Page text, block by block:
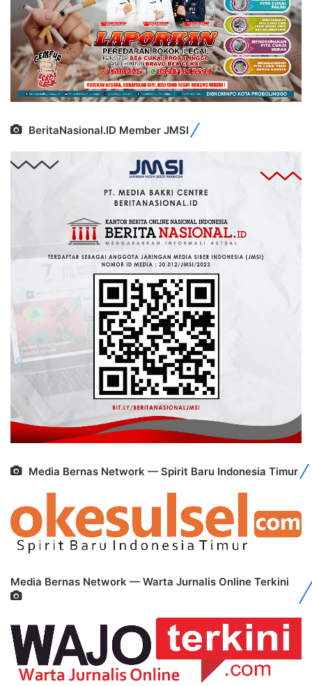
BeritaNasional.ID Member JMSI
Media Bernas Network — Spirit Baru Indonesia Timur
Media Bernas Network — Warta Jurnalis Online Terkini